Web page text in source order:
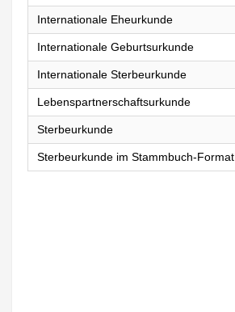
Internationale Eheurkunde
Internationale Geburtsurkunde
Internationale Sterbeurkunde
Lebenspartnerschaftsurkunde
Sterbeurkunde
Sterbeurkunde im Stammbuch-Format